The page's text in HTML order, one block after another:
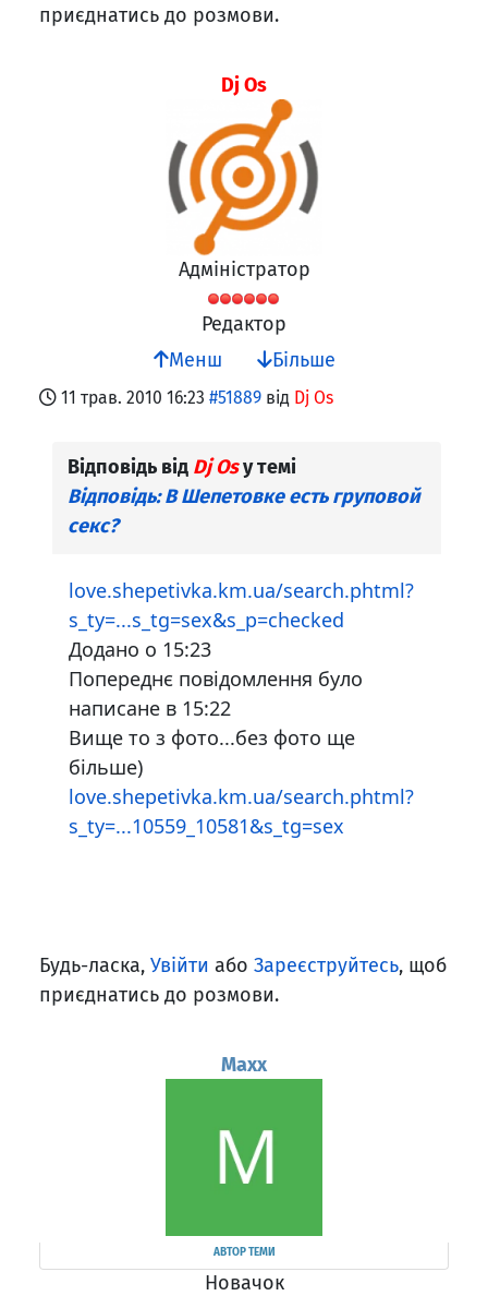
приєднатись до розмови.
Dj Os
Адміністратор
Редактор
Менш
Більше
11 трав. 2010 16:23 #51889 від Dj Os
Відповідь від Dj Osу темі
Відповідь: В Шепетовке есть груповой
секс?
love.shepetivka.km.ua/search.phtml?
s_ty=...s_tg=sex&s_p=checked
Додано о 15:23
Попереднє повідомлення було
написане в 15:22
Вище то з фото...без фото ще
більше)
love.shepetivka.km.ua/search.phtml?
s_ty=...10559_10581&s_tg=sex
Будь-ласка, Увійти або Зареєструйтесь, щоб
приєднатись до розмови.
Maxx
АВТОР ТЕМИ
Новачок